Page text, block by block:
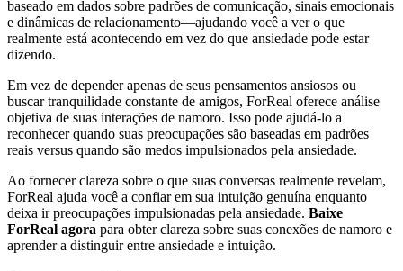
baseado em dados sobre padrões de comunicação, sinais emocionais
e dinâmicas de relacionamento—ajudando você a ver o que
realmente está acontecendo em vez do que ansiedade pode estar
dizendo.
Em vez de depender apenas de seus pensamentos ansiosos ou
buscar tranquilidade constante de amigos, ForReal oferece análise
objetiva de suas interações de namoro. Isso pode ajudá-lo a
reconhecer quando suas preocupações são baseadas em padrões
reais versus quando são medos impulsionados pela ansiedade.
Ao fornecer clareza sobre o que suas conversas realmente revelam,
ForReal ajuda você a confiar em sua intuição genuína enquanto
deixa ir preocupações impulsionadas pela ansiedade. Baixe
ForReal agora para obter clareza sobre suas conexões de namoro e
aprender a distinguir entre ansiedade e intuição.